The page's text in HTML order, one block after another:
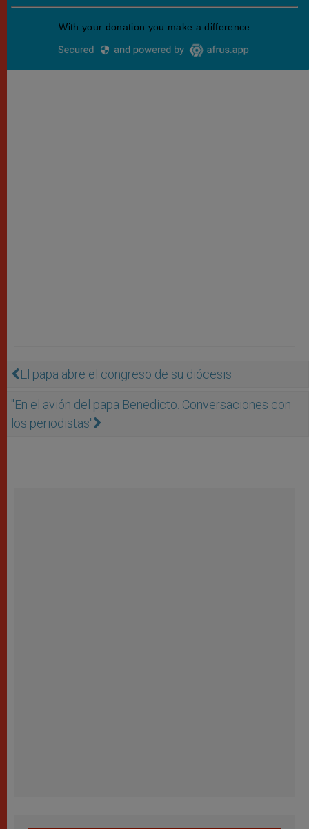
El papa abre el congreso de su diócesis
"En el avión del papa Benedicto. Conversaciones con
los periodistas"